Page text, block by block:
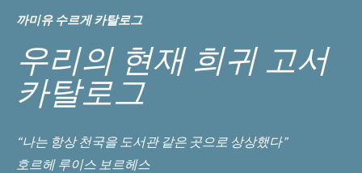
까미유 수르게 카탈로그
우리의 현재 희귀 고서
카탈로그
“나는 항상 천국을 도서관 같은 곳으로 상상했다”
호르헤 루이스 보르헤스